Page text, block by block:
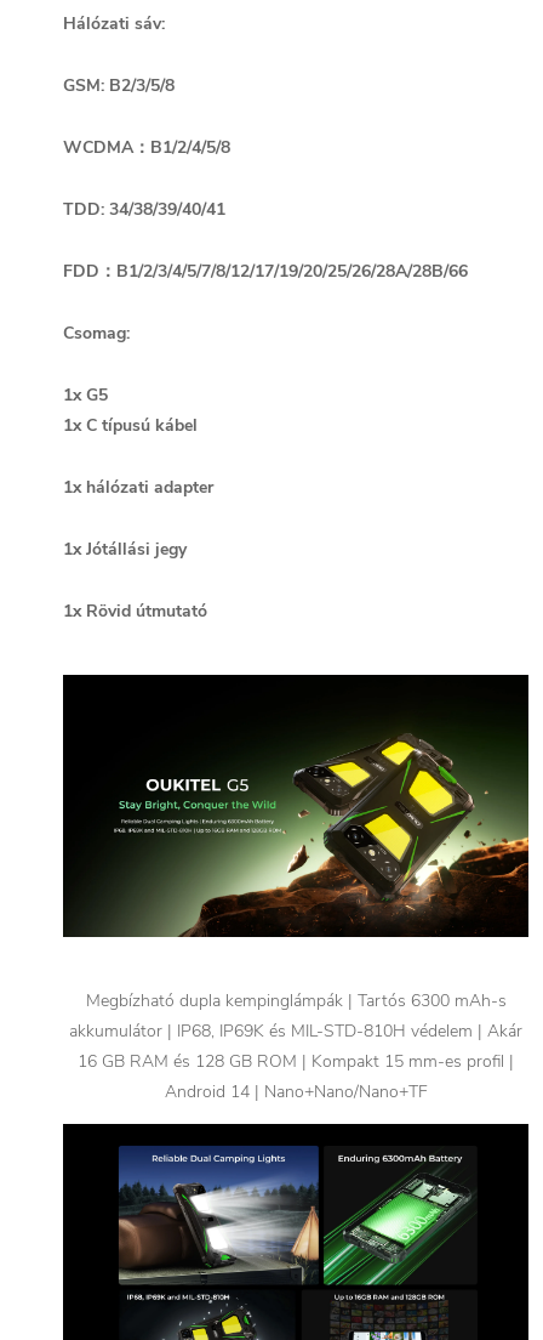
Hálózati sáv:
GSM: B2/3/5/8
WCDMA：B1/2/4/5/8
TDD: 34/38/39/40/41
FDD：B1/2/3/4/5/7/8/12/17/19/20/25/26/28A/28B/66
Csomag:
1x G5
1x C típusú kábel
1x hálózati adapter
1x Jótállási jegy
1x Rövid útmutató
Megbízható dupla kempinglámpák | Tartós 6300 mAh-s
akkumulátor | IP68, IP69K és MIL-STD-810H védelem | Akár
16 GB RAM és 128 GB ROM | Kompakt 15 mm-es profil |
Android 14 | Nano+Nano/Nano+TF